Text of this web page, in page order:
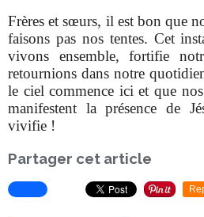
Frères et sœurs, il est bon que
faisons pas nos tentes. Cet
vivons ensemble, fortifie
retournions dans notre
le ciel commence ici et que
manifestent la présence de
vivifie !
Partager cet article